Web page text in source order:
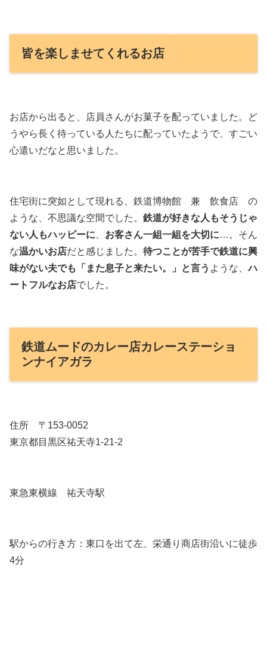
皆を楽しませてくれるお店
お店から出ると、店員さんがお菓子を配っていました。ど
うやら長く待っている人たちに配っていたようで、すごい
心遣いだなと思いました。
住宅街に突如として現れる、鉄道博物館 兼 飲食店 の
ような、不思議な空間でした。 鉄道が好きな人もそうじゃ
ない人もハッピーに
お客さん一組一組を大切に…。そん
な温かいお店だと感じました。 待つことが苦手で鉄道に興
味がない夫でも「また息子と来たい。」と言う ような、ハ
ートフルなお店でした。
鉄道ムードのカレー店カレーステーショ
ンナイアガラ
住所 〒153-0052
東京都目黒区祐天寺1-21-2
東急東横線 祐天寺駅
駅からの行き方：東口を出て左、栄通り商店街沿いに徒歩
4分